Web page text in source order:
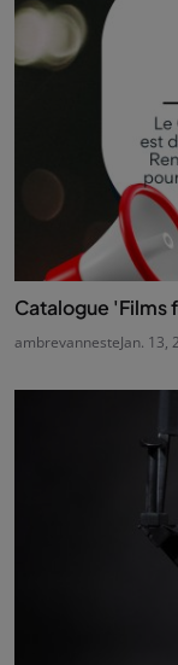
Catalogue 'Films
ambrevannesteJan. 13,